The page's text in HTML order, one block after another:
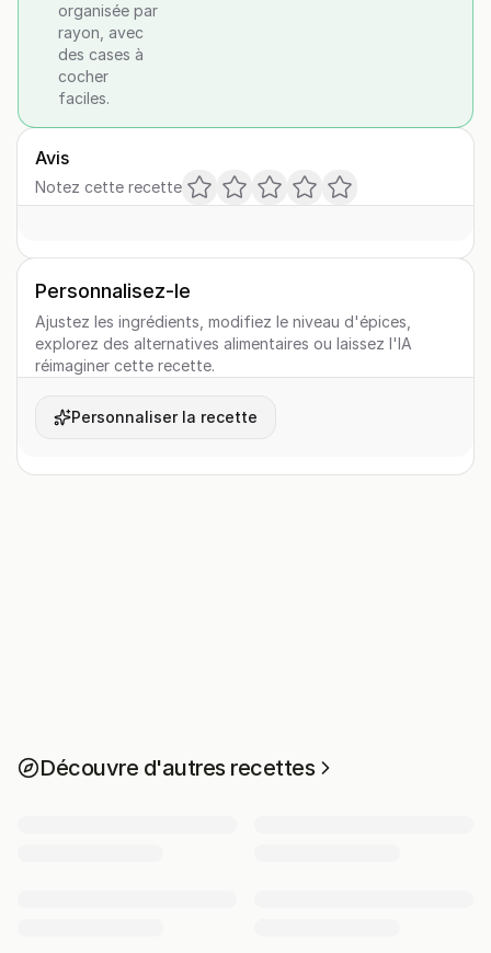
organisée par
rayon, avec
des cases à
cocher
faciles.
Avis
Notez cette recette
Personnalisez-le
Ajustez les ingrédients, modifiez le niveau d'épices,
explorez des alternatives alimentaires ou laissez l'IA
réimaginer cette recette.
Personnaliser la recette
Découvre d'autres recettes